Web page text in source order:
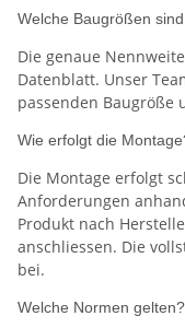
Welche Baugrößen
Die genaue
Datenblatt. Unser
passenden Baugröße
Wie erfolgt die
Die Montage erfolgt
Anforderungen
Produkt nach
anschliessen. Die
bei.
Welche Normen gelten?